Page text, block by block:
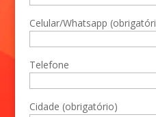
Celular/Whatsapp
Telefone
Cidade (obrigatório)